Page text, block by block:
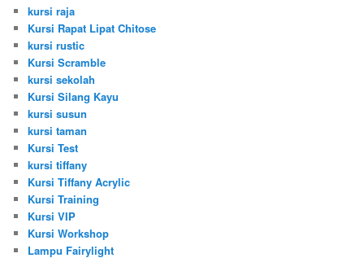
kursi raja
Kursi Rapat Lipat Chitose
kursi rustic
Kursi Scramble
kursi sekolah
Kursi Silang Kayu
kursi susun
kursi taman
Kursi Test
kursi tiffany
Kursi Tiffany Acrylic
Kursi Training
Kursi VIP
Kursi Workshop
Lampu Fairylight